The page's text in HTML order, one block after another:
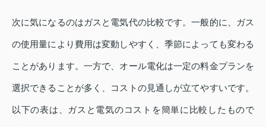
次に気になるのはガスと電気代の比較です。一般的に、ガス
の使用量により費用は変動しやすく、季節によっても変わる
ことがあります。一方で、オール電化は一定の料金プランを
選択できることが多く、コストの見通しが立てやすいです。
以下の表は、ガスと電気のコストを簡単に比較したもので